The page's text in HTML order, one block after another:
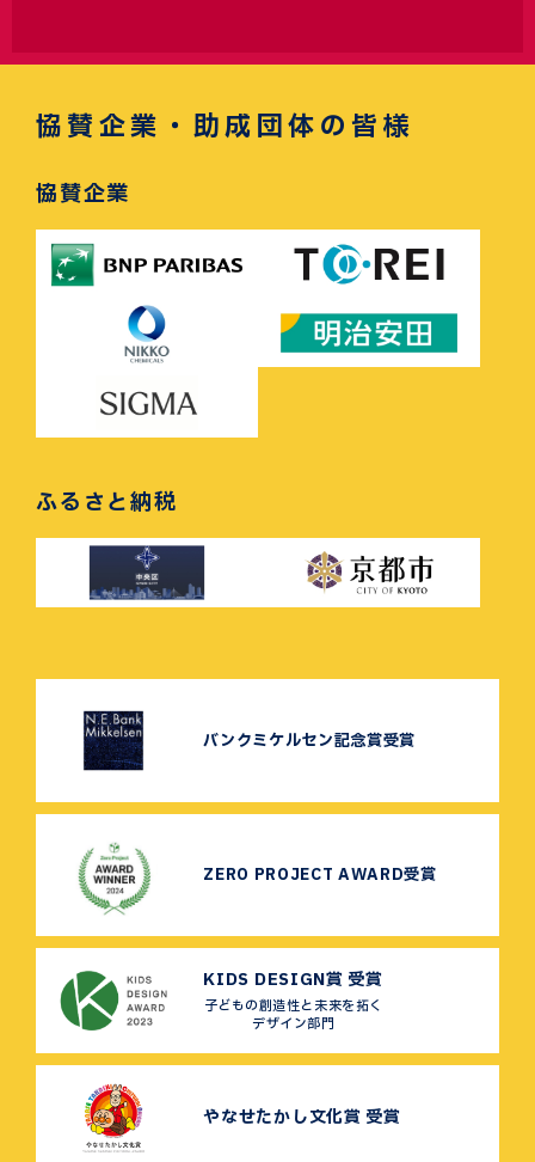
協賛企業・助成団体の皆様
協賛企業
ふるさと納税
バンクミケルセン記念賞受賞
ZERO PROJECT AWARD受賞
KIDS DESIGN賞 受賞
子どもの創造性と未来を拓く
デザイン部門
やなせたかし文化賞 受賞